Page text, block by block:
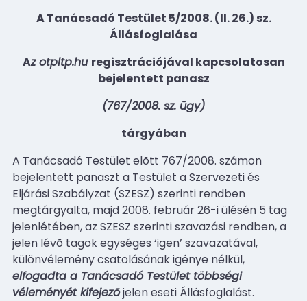
A Tanácsadó Testület 5/2008. (II. 26.) sz.
Állásfoglalása
Az otpltp.hu regisztrációjával kapcsolatosan
bejelentett panasz
(767/2008. sz. ügy)
tárgyában
A Tanácsadó Testület elõtt 767/2008. számon
bejelentett panaszt a Testület a Szervezeti és
Eljárási Szabályzat (SZESZ) szerinti rendben
megtárgyalta, majd 2008. február 26-i ülésén 5 tag
jelenlétében, az SZESZ szerinti szavazási rendben, a
jelen lévõ tagok egységes ‘igen’ szavazatával,
különvélemény csatolásának igénye nélkül,
elfogadta a Tanácsadó Testület többségi
véleményét kifejezõjelen eseti Állásfoglalást.